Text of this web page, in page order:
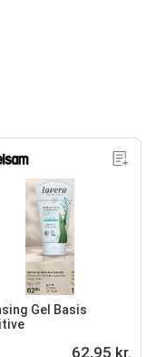
Gel Basis
62,95 kr.